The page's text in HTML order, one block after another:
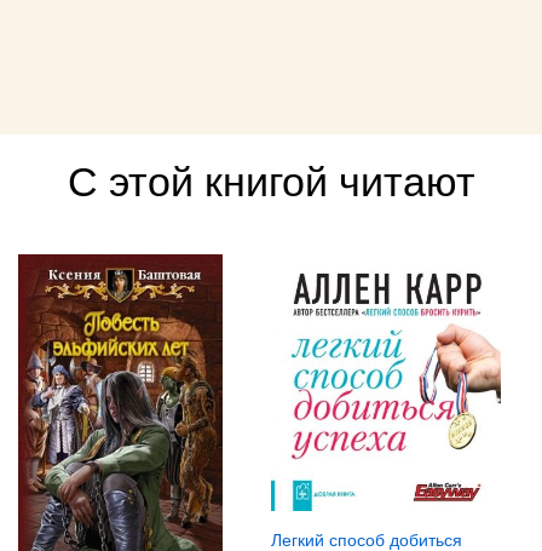
С этой книгой читают
Легкий способ добиться